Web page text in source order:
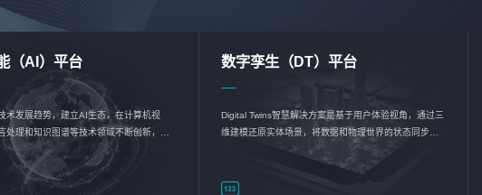
（AI）平台
术发展趋势，建立AI生态，在计算机视
处理和知识图谱等技术领域不断创新，持
智化转型加速器—AlphaMind®AI能力开放
数字孪生（DT）平台
Digital Twins智慧解决方案是基于用户体验视角，通过三
维建模还原实体场景，将数据和物理世界的状态同步呈
现，使用户对关键数据有更直观的感受，推动各行业完
成智能化转型，实现新旧动能的转换